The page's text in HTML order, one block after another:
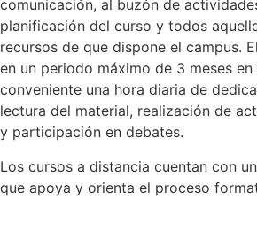
comunicación, al buzón de
planificación del curso y todos
recursos de que dispone el campus.
en un periodo máximo de 3 meses
conveniente una hora diaria de
lectura del material, realización de
y participación en debates.
Los cursos a distancia cuentan con
que apoya y orienta el proceso